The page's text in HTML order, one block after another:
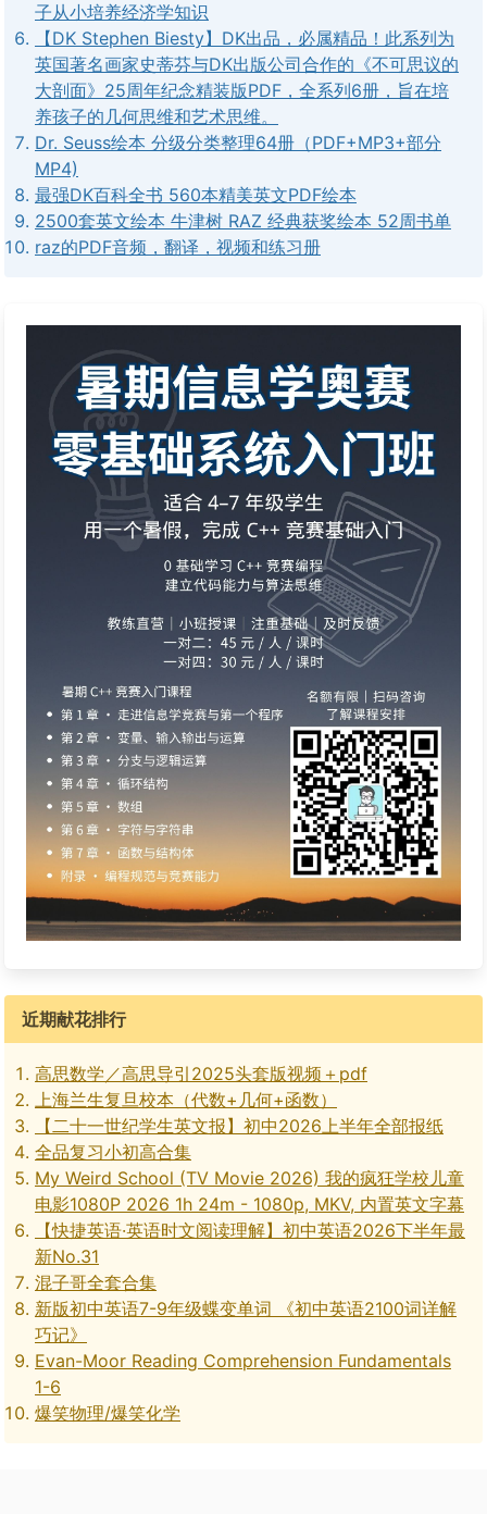
子从小培养经济学知识
【DK Stephen Biesty】DK出品，必属精品！此系列为
英国著名画家史蒂芬与DK出版公司合作的《不可思议的
大剖面》25周年纪念精装版PDF，全系列6册，旨在培
养孩子的几何思维和艺术思维。
Dr. Seuss绘本 分级分类整理64册（PDF+MP3+部分
MP4)
最强DK百科全书 560本精美英文PDF绘本
2500套英文绘本 牛津树 RAZ 经典获奖绘本 52周书单
raz的PDF音频，翻译，视频和练习册
近期献花排行
高思数学／高思导引2025头套版视频＋pdf
上海兰生复旦校本（代数+几何+函数）
【二十一世纪学生英文报】初中2026上半年全部报纸
全品复习小初高合集
My Weird School (TV Movie 2026) 我的疯狂学校儿童
电影1080P 2026 1h 24m - 1080p, MKV, 内置英文字幕
【快捷英语·英语时文阅读理解】初中英语2026下半年最
新No.31
混子哥全套合集
新版初中英语7-9年级蝶变单词 《初中英语2100词详解
巧记》
Evan-Moor Reading Comprehension Fundamentals
1-6
爆笑物理/爆笑化学